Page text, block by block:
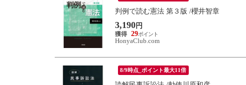
判例で読む憲法 第３版 /櫻井智章
3,190 円
29
HonyaClub.com
8/9時点_ポイント最大11倍